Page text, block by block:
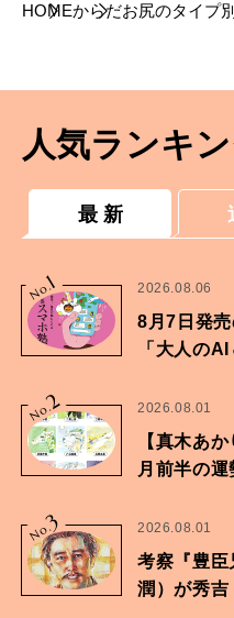
HOMEからだお尻のタイプ
人気ランキ
最 新
No.
1 2026.08.06
8月7日発
「大人の
No.2 2026.08.01
【真木あ
月前半の運
No.3 2026.08.01
考察『豊臣
潤）が秀吉